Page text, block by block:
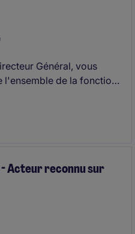
Général, vous
l'ensemble de la fonction
Acteur reconnu sur